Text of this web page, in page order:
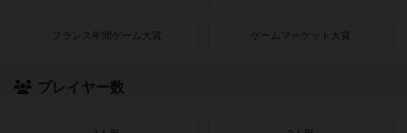
フランス年間ゲーム大賞 ゲームマーケット大賞
プレイヤー数